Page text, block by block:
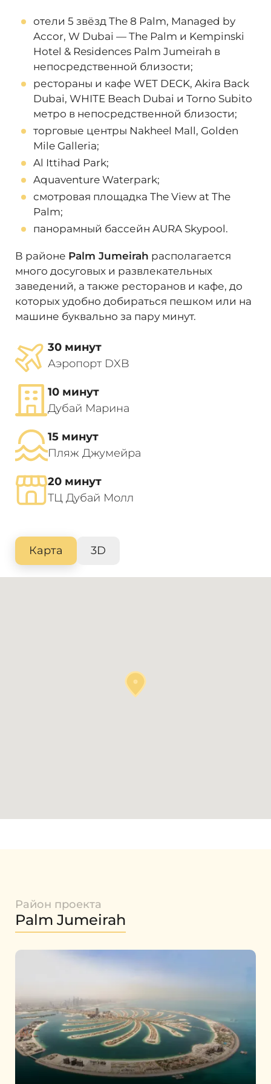
всех волнующих вас вопросах и помогут с
приобретением недвижимости в Дубае!
отели 5 звёзд The 8 Palm, Managed by
Accor, W Dubai — The Palm и Kempinski
Hotel & Residences Palm Jumeirah в
непосредственной близости;
рестораны и кафе WET DECK, Akira Back
Dubai, WHITE Beach Dubai и Torno Subito
метро в непосредственной близости;
торговые центры Nakheel Mall, Golden
Mile Galleria;
Al Ittihad Park;
Aquaventure Waterpark;
смотровая площадка The View at The
Palm;
панорамный бассейн AURA Skypool.
В районе Palm Jumeirah располагается
много досуговых и развлекательных
заведений, а также ресторанов и кафе, до
которых удобно добираться пешком или на
машине буквально за пару минут.
30 минут
Аэропорт DXB
10 минут
Дубай Марина
15 минут
Пляж Джумейра
20 минут
ТЦ Дубай Молл
Карта 3D
Район проекта
Palm Jumeirah